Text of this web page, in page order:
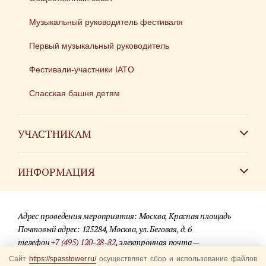
Музыкальный руководитель фестиваля
Первый музыкальный руководитель
Фестивали-участники IATO
Спасская башня детям
УЧАСТНИКАМ
ИНФОРМАЦИЯ
Для СМИ
Где купить билеты
Адрес проведения мероприятия: Москва, Красная площадь
Почтовый адрес: 125284, Москва, ул. Беговая, д. 6
телефон+7 (495) 120-28-82, электронная почта —
info@spasstower.ru
Сайт https://spasstower.ru/осуществляет сбор и использование файлов